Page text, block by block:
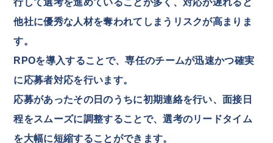
行して選考を進めていることが多く、対応が遅れると
他社に優秀な人材を奪われてしまうリスクが高まりま
す。
RPOを導入することで、専任のチームが迅速かつ確実
に応募者対応を行います。
応募があったその日のうちに初期連絡を行い、面接日
程をスムーズに調整することで、選考のリードタイム
を大幅に短縮することができます。